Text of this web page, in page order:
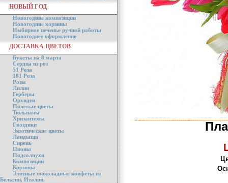
НОВЫЙ ГОД
Новогодние композиции
Новогодние корзины
Имбирное печенье ручной работы
Новогоднее оформление
ДОСТАВКА ЦВЕТОВ
Букеты на 8 марта
Сердца из роз
51 Роза
101 Роза
Розы
Лилии
Герберы
Орхидеи
Полевые цветы
Тюльпаны
Хризантемы
Гвоздики
Экзотические цветы
Ландыши
Сирень
Пионы
Подсолнухи
Композиции
Корзины
Элитные шоколадные конфеты из
Бельгии, Италии.